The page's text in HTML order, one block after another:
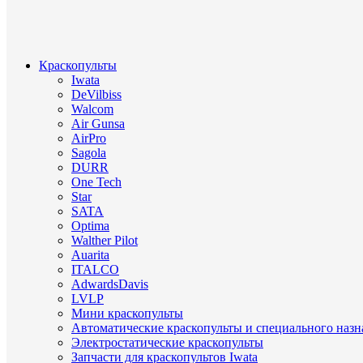
Краскопульты
Iwata
DeVilbiss
Walcom
Air Gunsa
AirPro
Sagola
DURR
One Tech
Star
SATA
Optima
Walther Pilot
Auarita
ITALCO
AdwardsDavis
LVLP
Мини краскопульты
Автоматические краскопульты и специального
Электростатические краскопульты
Запчасти для краскопультов Iwata